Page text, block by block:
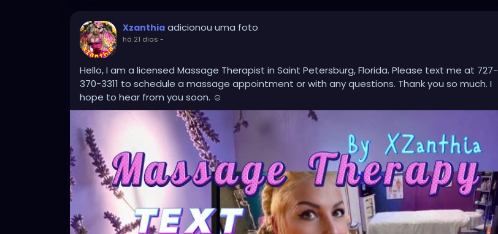
Xzanthia adicionou uma foto
há 21 dias -
Hello, I am a licensed Massage Therapist in Saint Petersburg, Florida. Please text me at 727-
370-3311 to schedule a massage appointment or with any questions. Thank you so much. I
hope to hear from you soon. ☺️